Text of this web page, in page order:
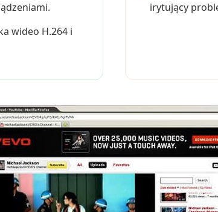
wideo H.264 i
irytujący